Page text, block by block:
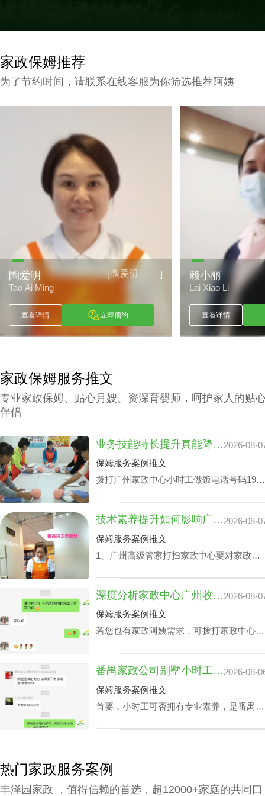
家政保姆推荐
为了节约时间，请联系在线客服为你筛选推荐阿姨
[陶爱明 ]
陶爱明
Tao Ai Ming
查看详情 立即预约
赖小丽
Lai Xiao Li
查看详情
家政保姆服务推文
专业家政保姆、贴心月嫂、资深育婴师，呵护家人的贴
伴侣
业务技能特长提升真能降广州家政中心护理孩子收费？2026-08-
保姆服务案例推文
拨打广州家政中心小时工做饭电话号码199-
面试达标上岗。
技术素养提升如何影响广州家政中心流程价位2026-08-
保姆服务案例推文
1、广州高级管家打扫家政中心要对家政管
职。 2、为保障客户权利，需对家政管家做
一丝不苟背景调查，完成实名核查、犯罪记
录验证、个人信用报告查询等。 3、广州高
选项，为所有的顾客筹办家政管家方案。
4、要与所有的顾客签署条约，提供项目及
广州家政中心流程价位需列明。
深度分析家政中心广州收费与业务技能专长关系2026-08-
保姆服务案例推文
若您也有家政阿姨需求，可拨打家政中心广
姨。
番禺家政公司别墅小时工收费会因雇主要求而变动？2026-08-
保姆服务案例推文
首要，小时工可否拥有专业素养，是番禺家
公司别墅小时工收费都是紧密依赖的。
热门家政服务案例
丰泽园家政 ，值得信赖的首选，超12000+家庭的共同口